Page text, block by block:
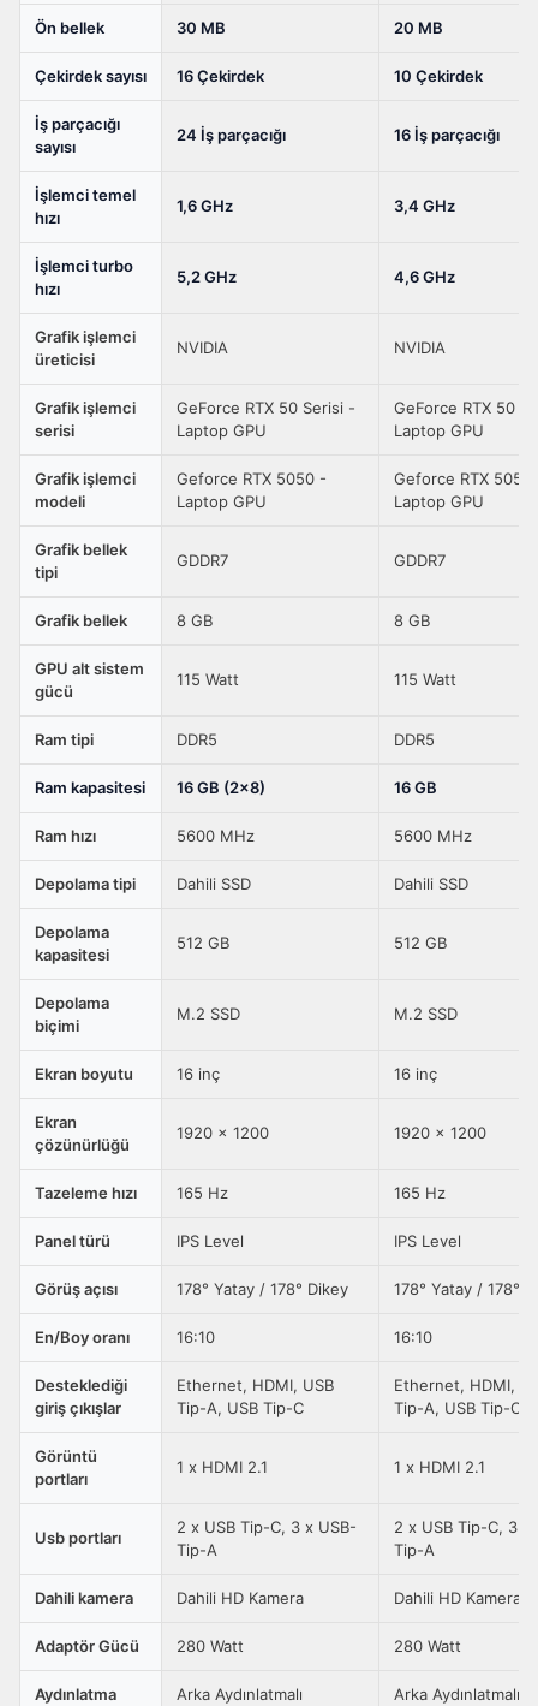
Gaming
FX608JH-
RV010-
Gaming
Intel
Core
i5-
13450HX
GeForce
RTX
5050
115W
16GB
512GB
SSD
16
inç
Full
HD+
165Hz
IPS-
Level
FreeDos
Gaming
Laptop
için
karşılaştırma
tablosu
Ön bellek 30 MB 20 MB
Çekirdek sayısı 16 Çekirdek 10 Çekirdek
İş parçacığı
sayısı
24 İş parçacığı 16 İş parçacığı
İşlemci temel
hızı
1,6 GHz 3,4 GHz
İşlemci turbo
hızı
5,2 GHz 4,6 GHz
Grafik işlemci
üreticisi
NVIDIA NVIDIA
Grafik işlemci
serisi
GeForce RTX 50 Serisi -
Laptop GPU
GeForce RTX 50
Laptop GPU
Grafik işlemci
modeli
Geforce RTX 5050 -
Laptop GPU
Geforce RTX 5050
Laptop GPU
Grafik bellek
tipi
GDDR7 GDDR7
Grafik bellek 8 GB 8 GB
GPU alt sistem
gücü
115 Watt 115 Watt
Ram tipi DDR5 DDR5
Ram kapasitesi 16 GB (2x8) 16 GB
Ram hızı 5600 MHz 5600 MHz
Depolama tipi Dahili SSD Dahili SSD
Depolama
kapasitesi
512 GB 512 GB
Depolama
biçimi
M.2 SSD M.2 SSD
Ekran boyutu 16 inç 16 inç
Ekran
çözünürlüğü
1920 x 1200 1920 x 1200
Tazeleme hızı 165 Hz 165 Hz
Panel türü IPS Level IPS Level
Görüş açısı 178° Yatay / 178° Dikey 178° Yatay / 178°
En/Boy oranı 16:10 16:10
Desteklediği
giriş çıkışlar
Ethernet, HDMI, USB
Tip-A, USB Tip-C
Ethernet, HDMI,
Tip-A, USB Tip-C
Görüntü
portları
1 x HDMI 2.1 1 x HDMI 2.1
Usb portları
2 x USB Tip-C, 3 x USB-
Tip-A
2 x USB Tip-C, 3 x
Tip-A
Dahili kamera Dahili HD Kamera Dahili HD Kamera
Adaptör Gücü 280 Watt 280 Watt
Aydınlatma Arka Aydınlatmalı Arka Aydınlatmalı